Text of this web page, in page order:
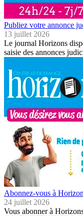
Publiez votre annonce
13 juillet 2026
Le journal Horizons
saisie des annonces
Abonnez-vous à
24 juillet 2026
Vous abonner à